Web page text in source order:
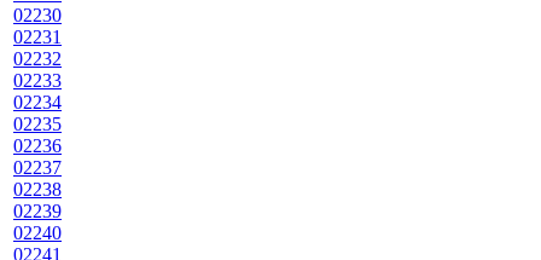
02230
02231
02232
02233
02234
02235
02236
02237
02238
02239
02240
02241